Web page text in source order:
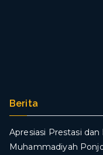
Berita
Apresiasi Prestasi dan
Muhammadiyah